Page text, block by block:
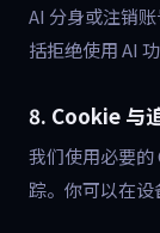
AI 分身或注销
括拒绝使用 AI
8. Cookie 与
我们使用必要
踪。你可以在设